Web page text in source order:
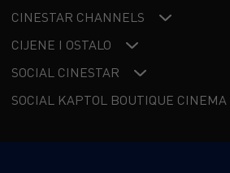
CINESTAR CHANNELS
CIJENE I OSTALO
SOCIAL CINESTAR
SOCIAL KAPTOL BOUTIQUE CINEMA